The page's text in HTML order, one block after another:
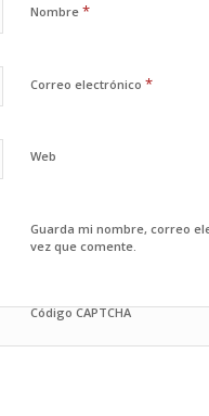
Nombre *
Correo electrónico *
Web
Guarda mi nombre, correo
vez que comente.
Código CAPTCHA